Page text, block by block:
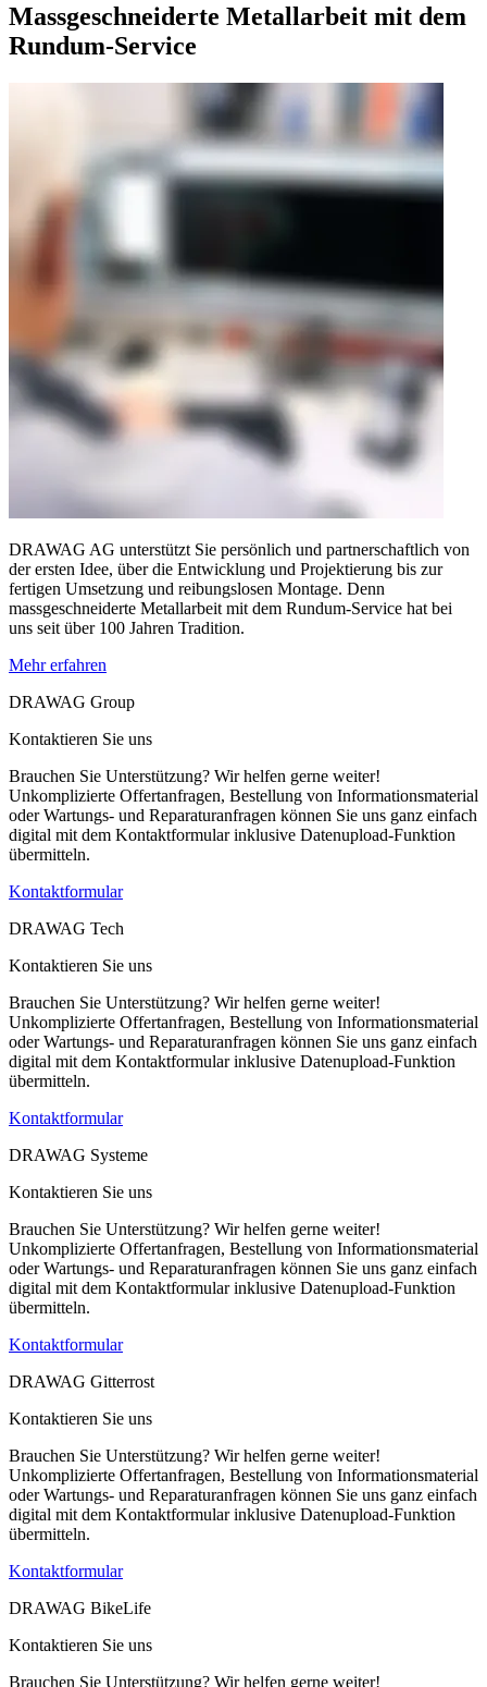
Massgeschneiderte Metallarbeit mit dem
Rundum-Service
DRAWAG AG unterstützt Sie persönlich und partnerschaftlich von
der ersten Idee, über die Entwicklung und Projektierung bis zur
fertigen Umsetzung und reibungslosen Montage. Denn
massgeschneiderte Metallarbeit mit dem Rundum-Service hat bei
uns seit über 100 Jahren Tradition.
Mehr erfahren
DRAWAG Group
Kontaktieren Sie uns
Brauchen Sie Unterstützung? Wir helfen gerne weiter!
Unkomplizierte Offertanfragen, Bestellung von Informationsmaterial
oder Wartungs- und Reparaturanfragen können Sie uns ganz einfach
digital mit dem Kontaktformular inklusive Datenupload-Funktion
übermitteln.
Kontaktformular
DRAWAG Tech
Kontaktieren Sie uns
Brauchen Sie Unterstützung? Wir helfen gerne weiter!
Unkomplizierte Offertanfragen, Bestellung von Informationsmaterial
oder Wartungs- und Reparaturanfragen können Sie uns ganz einfach
digital mit dem Kontaktformular inklusive Datenupload-Funktion
übermitteln.
Kontaktformular
DRAWAG Systeme
Kontaktieren Sie uns
Brauchen Sie Unterstützung? Wir helfen gerne weiter!
Unkomplizierte Offertanfragen, Bestellung von Informationsmaterial
oder Wartungs- und Reparaturanfragen können Sie uns ganz einfach
digital mit dem Kontaktformular inklusive Datenupload-Funktion
übermitteln.
Kontaktformular
DRAWAG Gitterrost
Kontaktieren Sie uns
Brauchen Sie Unterstützung? Wir helfen gerne weiter!
Unkomplizierte Offertanfragen, Bestellung von Informationsmaterial
oder Wartungs- und Reparaturanfragen können Sie uns ganz einfach
digital mit dem Kontaktformular inklusive Datenupload-Funktion
übermitteln.
Kontaktformular
DRAWAG BikeLife
Kontaktieren Sie uns
Brauchen Sie Unterstützung? Wir helfen gerne weiter!